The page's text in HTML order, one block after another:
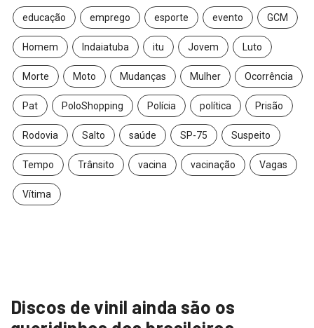
educação emprego esporte evento GCM
Homem Indaiatuba itu Jovem Luto
Morte Moto Mudanças Mulher Ocorrência
Pat PoloShopping Polícia política Prisão
Rodovia Salto saúde SP-75 Suspeito
Tempo Trânsito vacina vacinação Vagas
Vítima
Discos de vinil ainda são os